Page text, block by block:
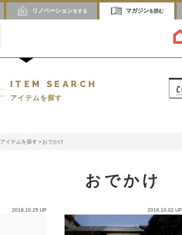
リノベーションをする マガジンを読む
ITEM SEARCH
アイテムを探す
アイテムを探す おでかけ
おでかけ
2018.10.25 UP 2018.10.02 UP